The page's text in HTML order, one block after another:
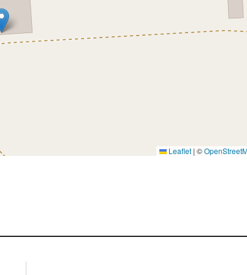
la familia de conos. Esta máquina
nuevos productos y formatos en
renovación. Siempre con la idea
Leaflet | ©